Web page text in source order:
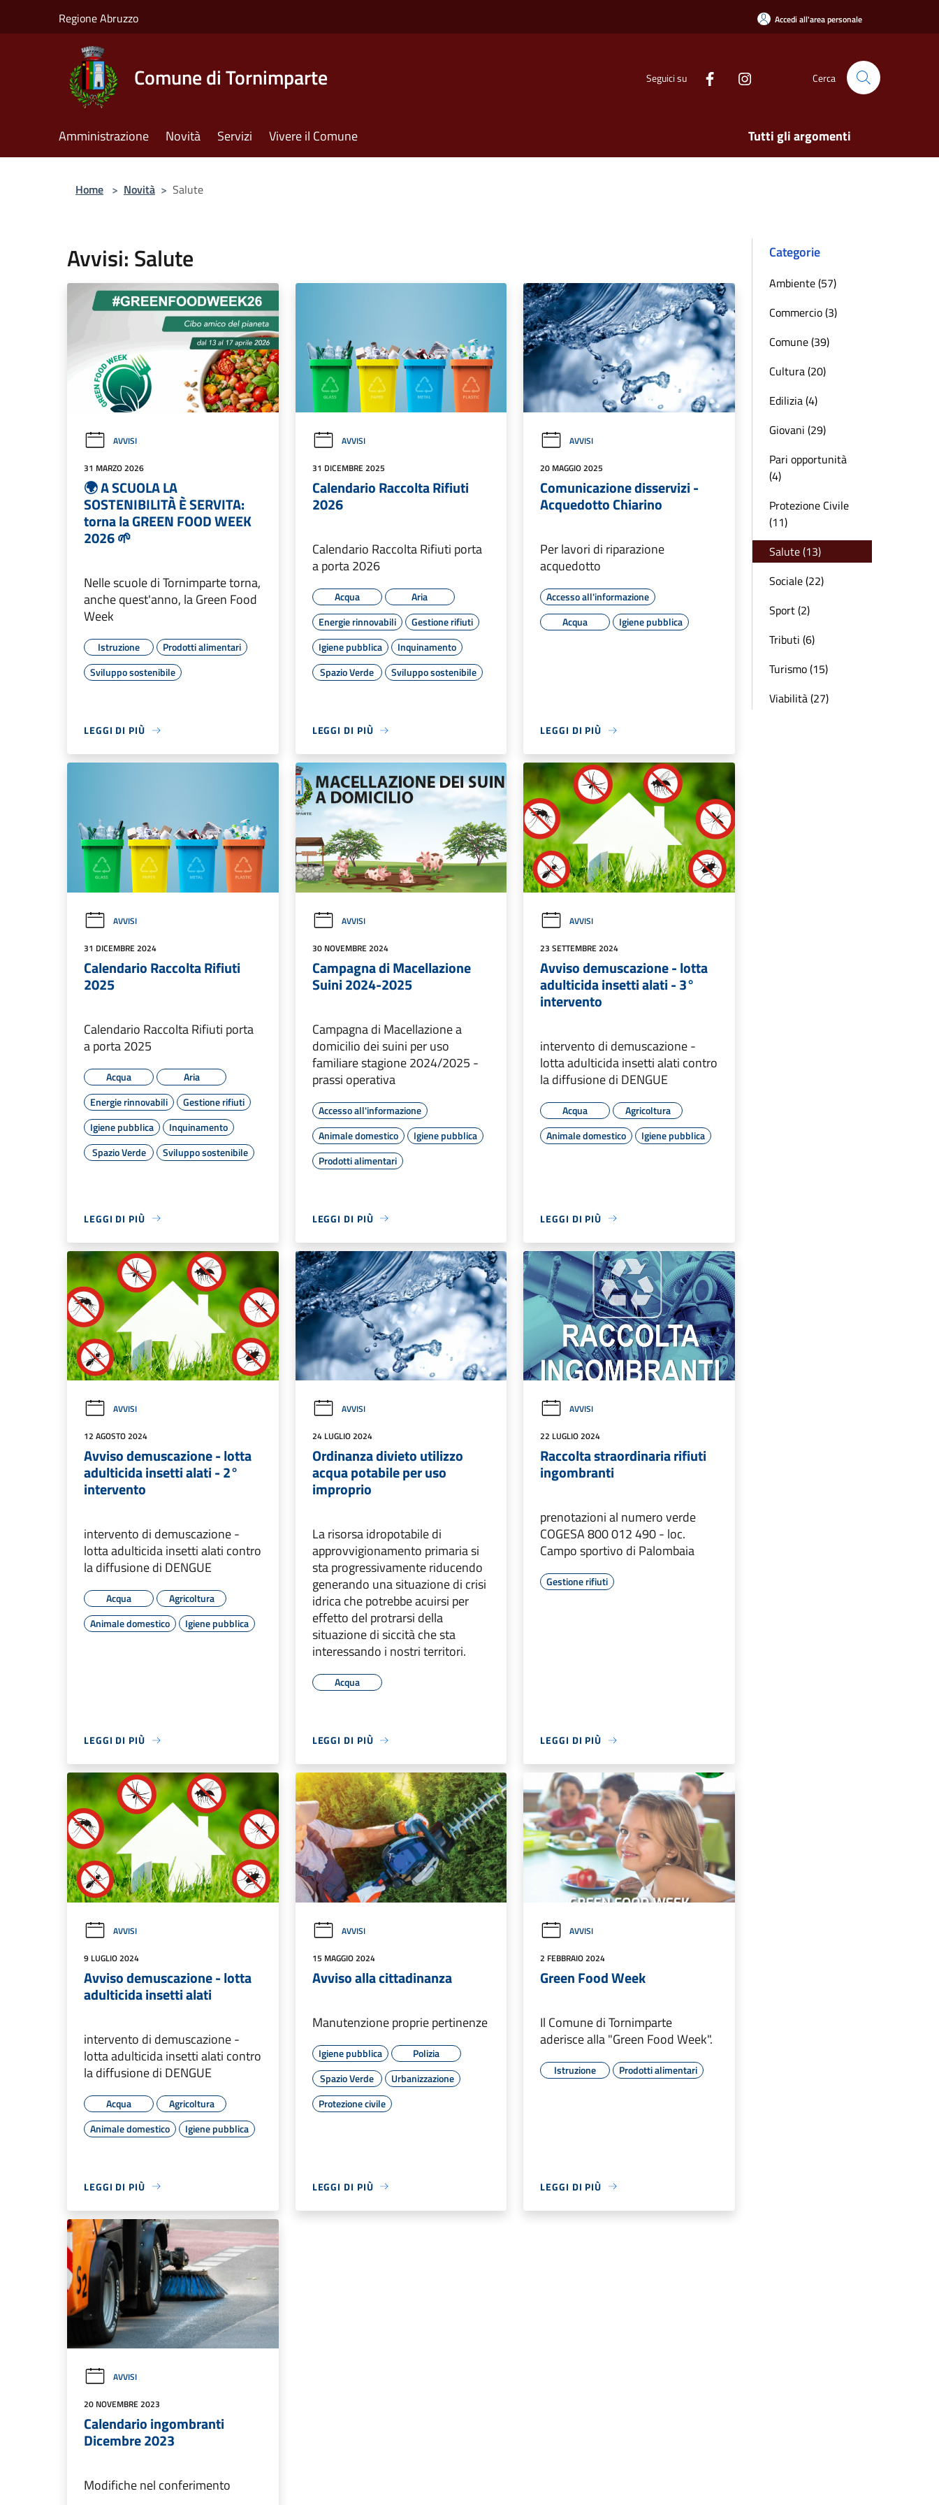
Regione Abruzzo Accedi all'area personale
Comune di Tornimparte Seguici su Cerca
Amministrazione Novità Servizi Vivere il Comune Tutti gli argomenti
Home > Novità > Salute
Avvisi: Salute
AVVISI
31 MARZO 2026
🌍 A SCUOLA LA
SOSTENIBILITÀ È SERVITA:
torna la GREEN FOOD WEEK
2026 🌱
Nelle scuole di Tornimparte torna,
anche quest'anno, la Green Food
Week
Istruzione
Prodotti alimentari
Sviluppo sostenibile
LEGGI DI PIÙ
AVVISI
31 DICEMBRE 2025
Calendario Raccolta Rifiuti
2026
Calendario Raccolta Rifiuti porta
a porta 2026
Acqua
Aria
Energie rinnovabili
Gestione rifiuti
Igiene pubblica
Inquinamento
Spazio Verde
Sviluppo sostenibile
LEGGI DI PIÙ
AVVISI
20 MAGGIO 2025
Comunicazione disservizi -
Acquedotto Chiarino
Per lavori di riparazione
acquedotto
Accesso all'informazione
Acqua
Igiene pubblica
LEGGI DI PIÙ
AVVISI
31 DICEMBRE 2024
Calendario Raccolta Rifiuti
2025
Calendario Raccolta Rifiuti porta
a porta 2025
Acqua
Aria
Energie rinnovabili
Gestione rifiuti
Igiene pubblica
Inquinamento
Spazio Verde
Sviluppo sostenibile
LEGGI DI PIÙ
AVVISI
30 NOVEMBRE 2024
Campagna di Macellazione
Suini 2024-2025
Campagna di Macellazione a
domicilio dei suini per uso
familiare stagione 2024/2025 -
prassi operativa
Accesso all'informazione
Animale domestico
Igiene pubblica
Prodotti alimentari
LEGGI DI PIÙ
AVVISI
23 SETTEMBRE 2024
Avviso demuscazione - lotta
adulticida insetti alati - 3°
intervento
intervento di demuscazione -
lotta adulticida insetti alati contro
la diffusione di DENGUE
Acqua
Agricoltura
Animale domestico
Igiene pubblica
LEGGI DI PIÙ
AVVISI
12 AGOSTO 2024
Avviso demuscazione - lotta
adulticida insetti alati - 2°
intervento
intervento di demuscazione -
lotta adulticida insetti alati contro
la diffusione di DENGUE
Acqua
Agricoltura
Animale domestico
Igiene pubblica
LEGGI DI PIÙ
AVVISI
24 LUGLIO 2024
Ordinanza divieto utilizzo
acqua potabile per uso
improprio
La risorsa idropotabile di
approvvigionamento primaria si
sta progressivamente riducendo
generando una situazione di crisi
idrica che potrebbe acuirsi per
effetto del protrarsi della
situazione di siccità che sta
interessando i nostri territori.
Acqua
LEGGI DI PIÙ
AVVISI
22 LUGLIO 2024
Raccolta straordinaria rifiuti
ingombranti
prenotazioni al numero verde
COGESA 800 012 490 - loc.
Campo sportivo di Palombaia
Gestione rifiuti
LEGGI DI PIÙ
AVVISI
9 LUGLIO 2024
Avviso demuscazione - lotta
adulticida insetti alati
intervento di demuscazione -
lotta adulticida insetti alati contro
la diffusione di DENGUE
Acqua
Agricoltura
Animale domestico
Igiene pubblica
LEGGI DI PIÙ
AVVISI
15 MAGGIO 2024
Avviso alla cittadinanza
Manutenzione proprie pertinenze
Igiene pubblica
Polizia
Spazio Verde
Urbanizzazione
Protezione civile
LEGGI DI PIÙ
AVVISI
2 FEBBRAIO 2024
Green Food Week
Il Comune di Tornimparte
aderisce alla "Green Food Week".
Istruzione Prodotti alimentari
LEGGI DI PIÙ
AVVISI
20 NOVEMBRE 2023
Calendario ingombranti
Dicembre 2023
Modifiche nel conferimento
Categorie
Ambiente (57)
Commercio (3)
Comune (39)
Cultura (20)
Edilizia (4)
Giovani (29)
Pari opportunità
(4)
Protezione Civile
(11)
Salute (13)
Sociale (22)
Sport (2)
Tributi (6)
Turismo (15)
Viabilità (27)